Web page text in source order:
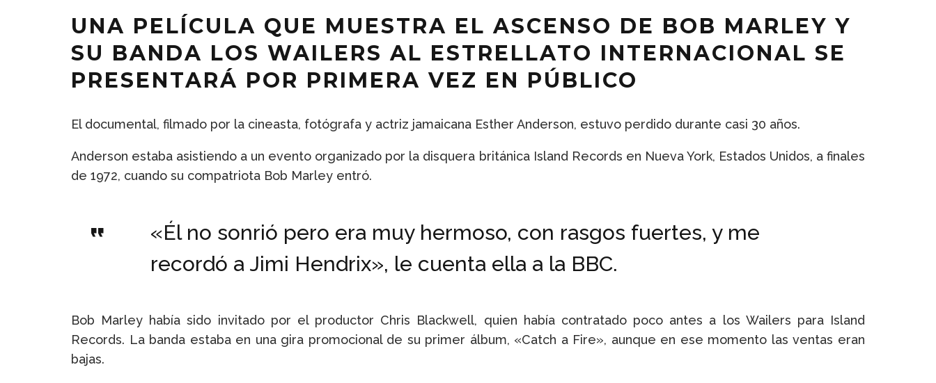
UNA PELÍCULA QUE MUESTRA EL ASCENSO DE BOB MARLEY Y
SU BANDA LOS WAILERS AL ESTRELLATO INTERNACIONAL SE
PRESENTARÁ POR PRIMERA VEZ EN PÚBLICO
El documental, filmado por la cineasta, fotógrafa y actriz jamaicana Esther Anderson, estuvo perdido durante casi 30 años.
Anderson estaba asistiendo a un evento organizado por la disquera británica Island Records en Nueva York, Estados Unidos, a finales
de 1972, cuando su compatriota Bob Marley entró.
«Él no sonrió pero era muy hermoso, con rasgos fuertes, y me
recordó a Jimi Hendrix», le cuenta ella a la BBC.
Bob Marley había sido invitado por el productor Chris Blackwell, quien había contratado poco antes a los Wailers para Island
Records. La banda estaba en una gira promocional de su primer álbum, «Catch a Fire», aunque en ese momento las ventas eran
bajas.